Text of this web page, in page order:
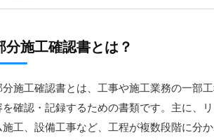
分施工確認書とは？
分施工確認書とは、工事や施工業務の一部
を確認・記録するための書類です。主に、
施工、設備工事など、工程が複数段階に分